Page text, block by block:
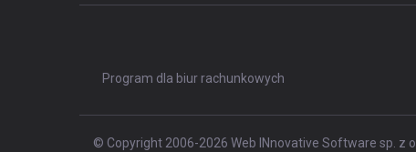
Program dla biur rachunkowych
© Copyright 2006-2026 Web INnovative Software sp. z